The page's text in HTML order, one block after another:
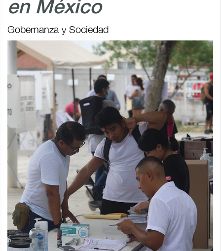
en México
Gobernanza y Sociedad